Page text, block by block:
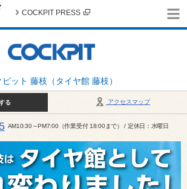
ピット 藤枝（タイヤ館 藤枝）
COCKPIT PRESS
アクセスマップ
る
AM10:30～PM7:00（作業受付 18:00まで） / 定休日：水曜日